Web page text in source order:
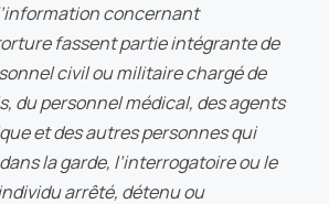
concernant
fassent partie intégrante de
civil ou militaire chargé de
du personnel médical, des agents
et des autres personnes qui
la garde, l’interrogatoire ou le
arrêté, détenu ou